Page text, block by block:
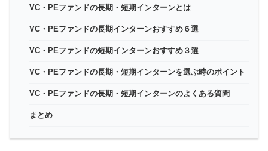
VC・PEファンドの長期・短期インターンとは
VC・PEファンドの長期インターンおすすめ６選
VC・PEファンドの短期インターンおすすめ３選
VC・PEファンドの長期・短期インターンを選ぶ時のポイント
VC・PEファンドの長期・短期インターンのよくある質問
まとめ